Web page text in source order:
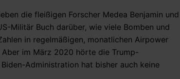
die fleißigen Forscher Medea Benjamin und
Militär Buch darüber, wie viele Bomben und
in regelmäßigen, monatlichen Airpower
im März 2020 hörte die Trump-
Administration hat bisher auch keine